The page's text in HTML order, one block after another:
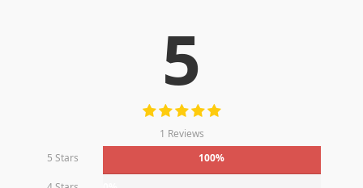
5
1 Reviews
5 Stars
100%